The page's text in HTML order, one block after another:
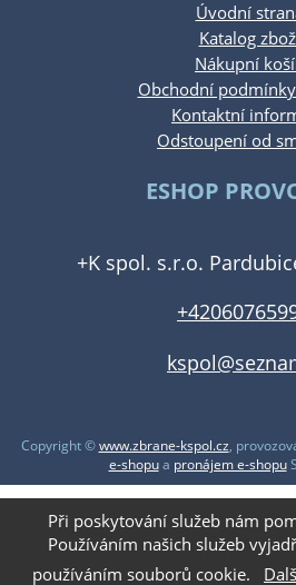
Úvodní
Katalog
Nákupní
Obchodní
Kontaktní
Odstoupení od
ESHOP
+K spol. s.r.o.
Copyright ©www.zbrane-kspol.cz,
e-shopua pronájem e-shopu
Při poskytování služeb nám
Používáním našich služeb
používáním souborů cookie.